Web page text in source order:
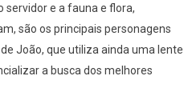
servidor e a fauna e flora,
são os principais personagens
João, que utiliza ainda uma lente
a busca dos melhores